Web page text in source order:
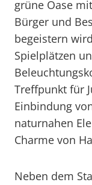
grüne Oase
Bürger und
begeistern
Spielplätzen
Treffpunkt für
Einbindung
naturnahen
Charme von
Neben dem